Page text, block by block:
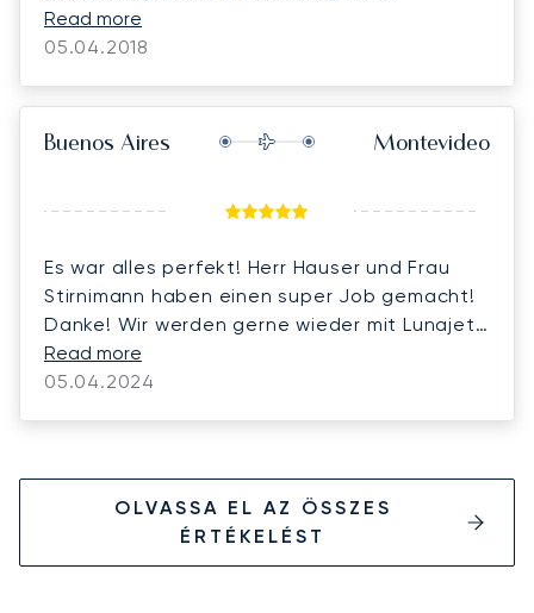
customers! Kind regards
Read more
05.04.2018
Buenos Aires Montevideo
Es war alles perfekt! Herr Hauser und Frau
Stirnimann haben einen super Job gemacht!
Danke! Wir werden gerne wieder mit Lunajets
fliegen.
Read more
05.04.2024
OLVASSA EL AZ ÖSSZES
ÉRTÉKELÉST